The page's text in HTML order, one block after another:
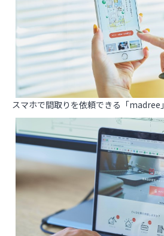
スマホで間取りを依頼できる「madree」